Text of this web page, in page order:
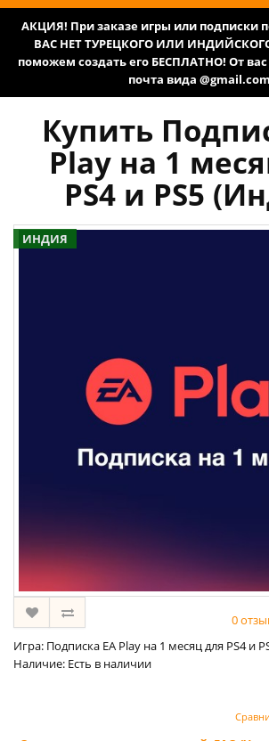
АКЦИЯ! При заказе игры или подписки
ВАС НЕТ ТУРЕЦКОГО ИЛИ
поможем создать его БЕСПЛАТНО! От
почта вида @gmail.com
Купить
Play на 1
PS4 и PS5
ИНДИЯ
0
Игра: Подписка EA Play на 1 месяц для PS4 и
Наличие: Есть в наличии